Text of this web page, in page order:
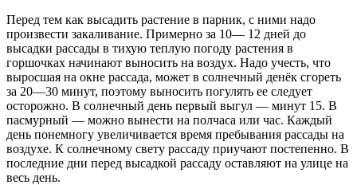
Перед тем как высадить растение в парник, с ними надо
произвести закаливание. Примерно за 10— 12 дней до
высадки рассады в тихую теплую погоду растения в
горшочках начинают выносить на воздух. Надо учесть, что
выросшая на окне рассада, может в солнечный денёк сгореть
за 20—30 минут, поэтому выносить погулять ее следует
осторожно. В солнечный день первый выгул — минут 15. В
пасмурный — можно вынести на полчаса или час. Каждый
день понемногу увеличивается время пребывания рассады на
воздухе. К солнечному свету рассаду приучают постепенно. В
последние дни перед высадкой рассаду оставляют на улице на
весь день.